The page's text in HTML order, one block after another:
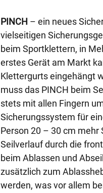
PINCH – ein neues
vielseitigen
beim Sportklettern, in
erstes Gerät am Markt
Klettergurts eingehängt
muss das PINCH beim
stets mit allen Fingern
Sicherungssystem für
Person 20 – 30 cm mehr
Seilverlauf durch die
beim Ablassen und
zusätzlich zum
werden, was vor allem